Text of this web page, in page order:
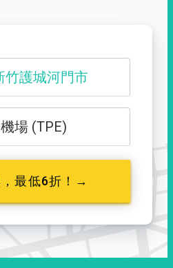
山口
場 (TPE)
最低6折！→